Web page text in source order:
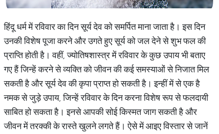
हिंदू धर्म में रविवार का दिन सूर्य देव को समर्पित माना जाता है। इस दिन
उनकी विशेष पूजा करने और उगते हुए सूर्य को जल देने से शुभ फल की
प्राप्ति होती है। वहीं, ज्योतिषशास्त्र में रविवार के कुछ उपाय भी बताए
गए हैं जिन्हें करने से व्यक्ति को जीवन की कई समस्याओं से निजात मिल
सकती है और सूर्य देव की कृपा प्राप्त हो सकती है। इन्हीं में से एक है
नमक से जुड़े उपाय, जिन्हें रविवार के दिन करना विशेष रूप से फलदायी
साबित हो सकता है। इनसे आपकी सोई किस्मत जाग सकती है और
जीवन में तरक्की के रास्ते खुलने लगते हैं। ऐसे में आइए विस्तार से जानें